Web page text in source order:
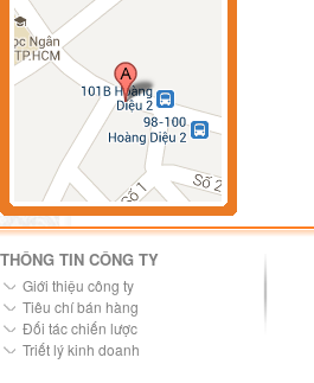
THÔNG TIN CÔNG TY
Giới thiệu công ty
Tiêu chí bán hàng
Đối tác chiến lược
Triết lý kinh doanh